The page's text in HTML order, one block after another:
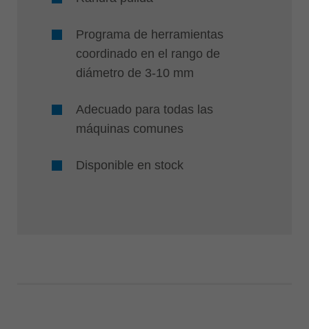
Programa de herramientas
coordinado en el rango de
diámetro de 3-10 mm
Adecuado para todas las
máquinas comunes
Disponible en stock